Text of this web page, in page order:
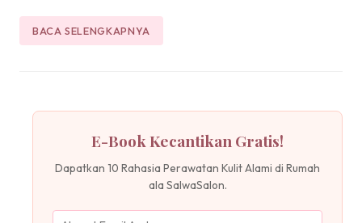
BACA SELENGKAPNYA
E-Book Kecantikan Gratis!
Dapatkan 10 Rahasia Perawatan Kulit Alami di Rumah
ala SalwaSalon.